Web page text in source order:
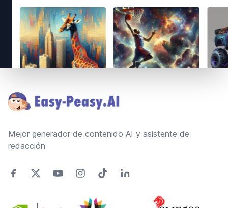
Mejor generador de contenido AI y asistente de
redacción